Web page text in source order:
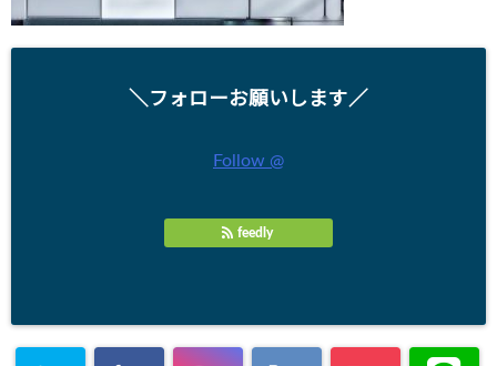
＼フォローお願いします／
Follow @
feedly